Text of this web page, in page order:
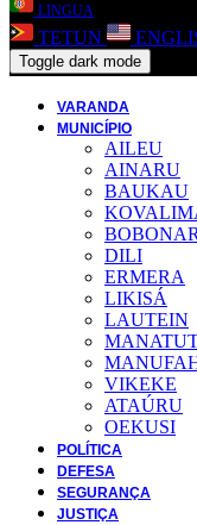
LINGUA
TETUN
Toggle dark mode
VARANDA
MUNICÍPIO
AILEU
AINARU
BAUKAU
DILI
ERMERA
LIKISÁ
LAUTEIN
VIKEKE
ATAÚRU
OEKUSI
POLÍTICA
DEFESA
SEGURANÇA
JUSTIÇA